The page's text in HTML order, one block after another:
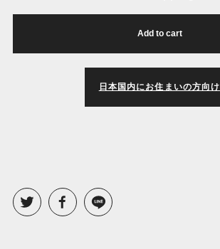
Add to cart
日本国内にお住まいの方向け